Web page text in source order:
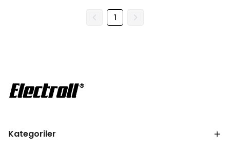
1
Kategoriler